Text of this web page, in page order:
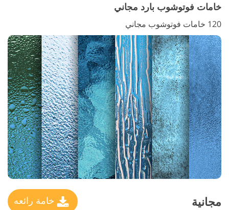
خامات فوتوشوب بارد مجاني
120 خامات فوتوشوب مجاني
مجانية خامة رائعه